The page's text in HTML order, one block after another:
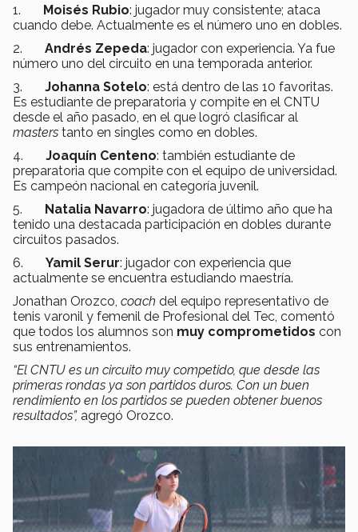
1. Moisés Rubio: jugador muy consistente; ataca
cuando debe. Actualmente es el número uno en dobles.
2. Andrés Zepeda: jugador con experiencia. Ya fue
número uno del circuito en una temporada anterior.
3. Johanna Sotelo: está dentro de las 10 favoritas.
Es estudiante de preparatoria y compite en el CNTU
desde el año pasado, en el que logró clasificar al
masters tanto en singles como en dobles.
4. Joaquín Centeno: también estudiante de
preparatoria que compite con el equipo de universidad.
Es campeón nacional en categoría juvenil.
5. Natalia Navarro: jugadora de último año que ha
tenido una destacada participación en dobles durante
circuitos pasados.
6. Yamil Serur: jugador con experiencia que
actualmente se encuentra estudiando maestría.
Jonathan Orozco, coach del equipo representativo de
tenis varonil y femenil de Profesional del Tec, comentó
que todos los alumnos son muy comprometidos con
sus entrenamientos.
“El CNTU es un circuito muy competido, que desde las
primeras rondas ya son partidos duros. Con un buen
rendimiento en los partidos se pueden obtener buenos
resultados”, agregó Orozco.